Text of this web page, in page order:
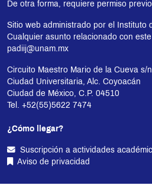
De otra forma, requiere permiso
Sitio web administrado por el Instituto
Cualquier asunto relacionado con
padiij@unam.mx
Circuito Maestro Mario de la Cueva s/n
Ciudad Universitaria, Alc. Coyoacán
Ciudad de México, C.P. 04510
Tel. +52(55)5622 7474
¿Cómo llegar?
Suscripción a actividades
Aviso de privacidad